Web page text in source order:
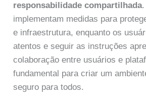
responsabilidade compartilhada.
implementam medidas para
e infraestrutura, enquanto os
atentos e seguir as instruções
colaboração entre usuários e
fundamental para criar um
seguro para todos.